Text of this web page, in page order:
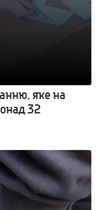
яке на
32